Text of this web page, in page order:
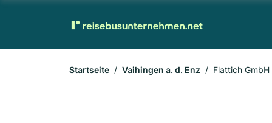
Startseite Vaihingen a. d. Enz Flattich GmbH